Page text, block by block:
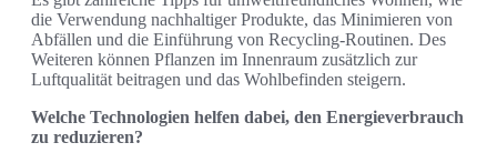
die Verwendung nachhaltiger Produkte, das Minimieren von
Abfällen und die Einführung von Recycling-Routinen. Des
Weiteren können Pflanzen im Innenraum zusätzlich zur
Luftqualität beitragen und das Wohlbefinden steigern.
Welche Technologien helfen dabei, den Energieverbrauch
zu reduzieren?